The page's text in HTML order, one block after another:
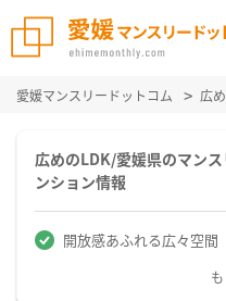
愛媛マンスリードットコム 広
広めのLDK/愛媛県のマン
ンション情報
開放感あふれる広々空間